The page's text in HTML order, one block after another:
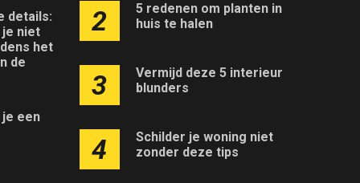
details:
je niet
het
de
een
2
5 redenen om planten in
huis te halen
3
Vermijd deze 5 interieur
blunders
4
Schilder je woning niet
zonder deze tips